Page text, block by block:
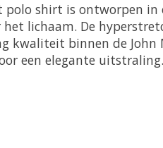
shirt is ontworpen in
het lichaam. De
kwaliteit binnen de
een elegante uitstraling.